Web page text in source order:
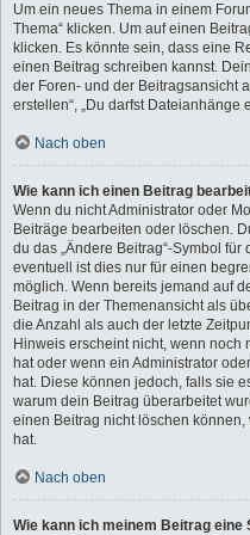
Um ein neues Thema in einem
Thema“ klicken. Um auf einen
klicken. Es könnte sein, dass eine
einen Beitrag schreiben kannst.
der Foren- und der Beitragsansicht
erstellen“, „Du darfst Dateianhänge
Nach oben
Wie kann ich einen Beitrag
Wenn du nicht Administrator oder
Beiträge bearbeiten oder löschen.
du das „Ändere Beitrag“-Symbol
eventuell ist dies nur für einen
möglich. Wenn bereits jemand auf
Beitrag in der Themenansicht als
die Anzahl als auch der letzte
Hinweis erscheint nicht, wenn
hat oder wenn ein Administrator
hat. Diese können jedoch, falls sie
warum dein Beitrag überarbeitet
einen Beitrag nicht löschen
hat.
Nach oben
Wie kann ich meinem Beitrag eine